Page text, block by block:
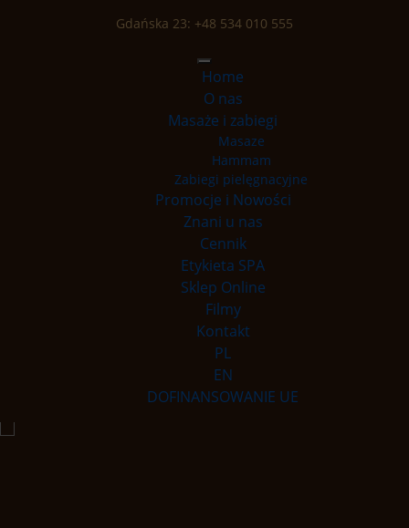
Gdańska 23: +48 534 010 555
Home
O nas
Masaże i zabiegi
Masaze
Hammam
Zabiegi pielęgnacyjne
Promocje i Nowości
Znani u nas
Cennik
Etykieta SPA
Sklep Online
Filmy
Kontakt
PL
EN
DOFINANSOWANIE UE